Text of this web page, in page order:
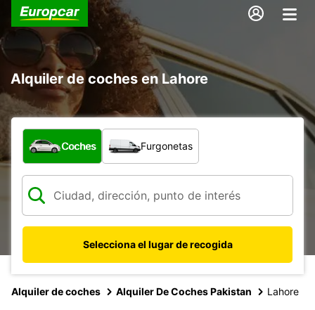
Alquiler de coches en Lahore
¿Qué tipo de vehículo?
Coches Furgonetas
Selecciona el lugar de recogida
Alquiler de coches Alquiler De Coches Pakistan Lahore